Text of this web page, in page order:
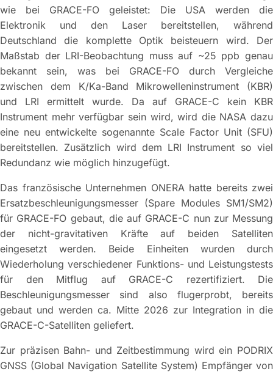
wie bei GRACE-FO geleistet: Die USA werden die
Elektronik und den Laser bereitstellen, während
Deutschland die komplette Optik beisteuern wird. Der
Maßstab der LRI-Beobachtung muss auf ~25 ppb genau
bekannt sein, was bei GRACE-FO durch Vergleiche
zwischen dem K/Ka-Band Mikrowelleninstrument (KBR)
und LRI ermittelt wurde. Da auf GRACE-C kein KBR
Instrument mehr verfügbar sein wird, wird die NASA dazu
eine neu entwickelte sogenannte Scale Factor Unit (SFU)
bereitstellen. Zusätzlich wird dem LRI Instrument so viel
Redundanz wie möglich hinzugefügt.
Das französische Unternehmen ONERA hatte bereits zwei
Ersatzbeschleunigungsmesser (Spare Modules SM1/SM2)
für GRACE-FO gebaut, die auf GRACE-C nun zur Messung
der nicht-gravitativen Kräfte auf beiden Satelliten
eingesetzt werden. Beide Einheiten wurden durch
Wiederholung verschiedener Funktions- und Leistungstests
für den Mitflug auf GRACE-C rezertifiziert. Die
Beschleunigungsmesser sind also flugerprobt, bereits
gebaut und werden ca. Mitte 2026 zur Integration in die
GRACE-C-Satelliten geliefert.
Zur präzisen Bahn- und Zeitbestimmung wird ein PODRIX
GNSS (Global Navigation Satellite System) Empfänger von